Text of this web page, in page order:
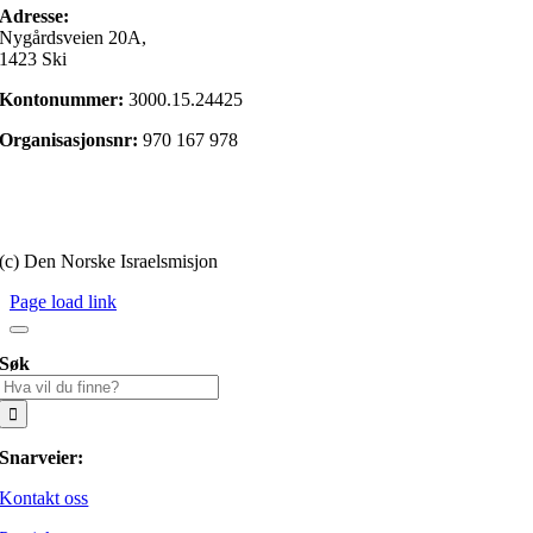
Adresse:
Nygårdsveien 20A,
1423 Ski
Kontonummer:3000.15.24425
Organisasjonsnr:970 167 978
(c) Den Norske Israelsmisjon
Page load link
Søk
Snarveier:
Kontakt oss